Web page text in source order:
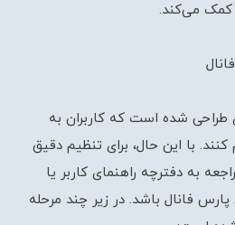
کمک می‌کند.
طراحی شده است که کاربران به
با این حال، برای تنظیم دقیق
به دفترچه راهنمای کاربر یا
فانال باشد. در زیر چند مرحله